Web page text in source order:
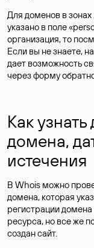
Для доменов в
указано в поле
организация, то
Если вы не знаете,
дает возможность
через форму
Как
домена,
истечения
В Whois можно
домена, которая
регистрации
ресурса, но все же
создан сайт.